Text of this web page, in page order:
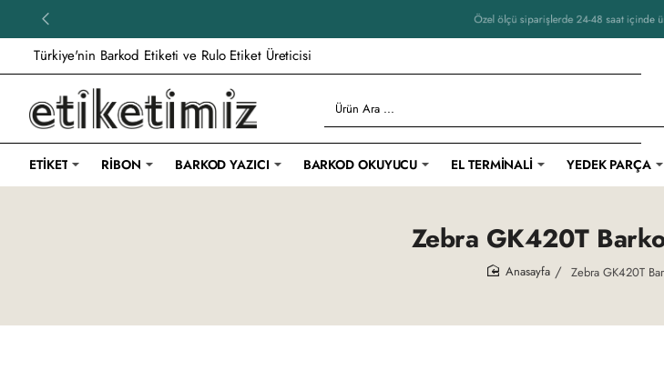
Özel ölçü siparişlerde 24-48 saat içinde üretim ve teslimat
Türkiye'nin Barkod Etiketi ve Rulo Etiket Üreticisi
Ürün
Ara
...
ETIKET RIBON BARKOD YAZICI BARKOD OKUYUCU EL TERMINALI YEDEK PARÇA
Zebra GK420T
Zebra GK420T